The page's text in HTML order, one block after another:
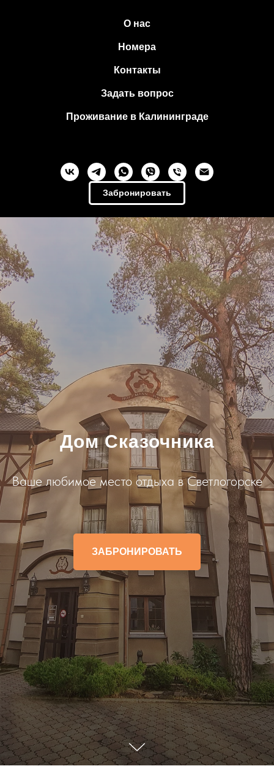
О нас
Номера
Контакты
Задать вопрос
Проживание в Калининграде
Забронировать
Дом Сказочника
Ваше любимое место отдыха в Светлогорске
ЗАБРОНИРОВАТЬ